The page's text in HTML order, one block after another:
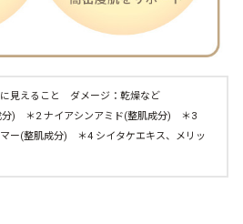
見えること ダメージ：乾燥など
分) ＊2 ナイアシンアミド(整肌成分) ＊3
ー(整肌成分) ＊4 シイタケエキス、メリッ